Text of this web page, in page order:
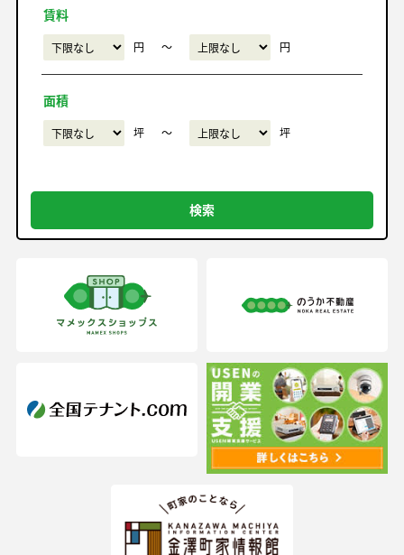
賃料
円 〜 円
面積
坪 〜 坪